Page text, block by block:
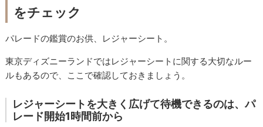
をチェック
パレードの鑑賞のお供、レジャーシート。
東京ディズニーランドではレジャーシートに関する大切なルー
ルもあるので、ここで確認しておきましょう。
レジャーシートを大きく広げて待機できるのは、パ
レード開始1時間前から